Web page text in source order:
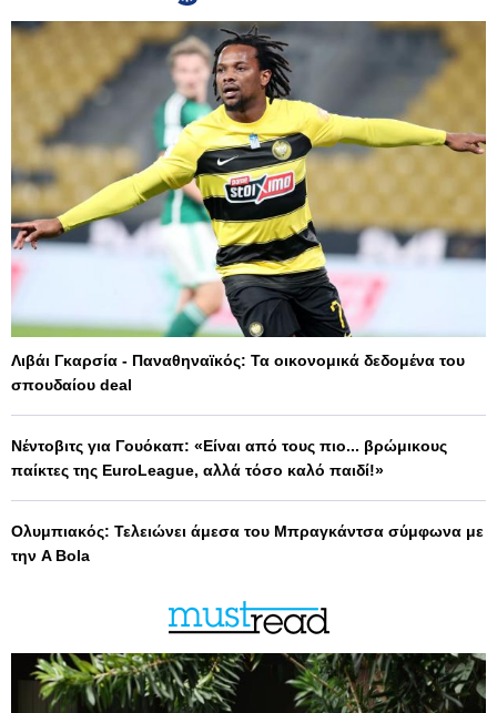
Λιβάι Γκαρσία - Παναθηναϊκός: Τα οικονομικά δεδομένα του
σπουδαίου deal
Νέντοβιτς για Γουόκαπ: «Είναι από τους πιο... βρώμικους
παίκτες της EuroLeague, αλλά τόσο καλό παιδί!»
Ολυμπιακός: Τελειώνει άμεσα του Μπραγκάντσα σύμφωνα με
την A Bola